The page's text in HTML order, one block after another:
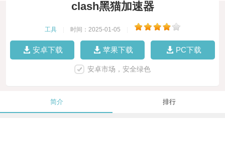
clash黑猫加速器
工具 时间：2025-01-05
安卓下载 苹果下载 PC下载
安卓市场，安全绿色
简介 排行